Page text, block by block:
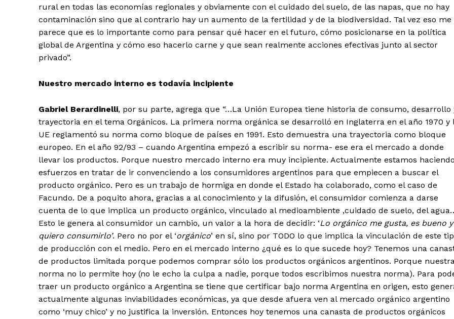
rural en todas las economías regionales y obviamente con el cuidado del suelo, de las napas, que no hay
contaminación sino que al contrario hay un aumento de la fertilidad y de la biodiversidad. Tal vez eso me
parece que es lo importante como para pensar qué hacer en el futuro, cómo posicionarse en la política
global de Argentina y cómo eso hacerlo carne y que sean realmente acciones efectivas junto al sector
privado”.
Nuestro mercado interno es todavía incipiente
Gabriel Berardinelli, por su parte, agrega que “…La Unión Europea tiene historia de consumo, desarrollo
trayectoria en el tema Orgánicos. La primera norma orgánica se desarrolló en Inglaterra en el año 1970 y
UE reglamentó su norma como bloque de países en 1991. Esto demuestra una trayectoria como bloque
europeo. En el año 92/93 – cuando Argentina empezó a escribir su norma- ese era el mercado a donde
llevar los productos. Porque nuestro mercado interno era muy incipiente. Actualmente estamos
esfuerzos en tratar de ir convenciendo a los consumidores argentinos para que empiecen a buscar el
producto orgánico. Pero es un trabajo de hormiga en donde el Estado ha colaborado, como el caso de
Facundo. De a poquito ahora, gracias a al conocimiento y la difusión, el consumidor comienza a darse
cuenta de lo que implica un producto orgánico, vinculado al medioambiente ,cuidado de suelo, del
Esto le genera al consumidor un cambio, un valor a la hora de decidir: ‘Lo orgánico me gusta, es bueno y
quiero consumirlo’. Pero no por el ‘orgánico’ en sí, sino por TODO lo que implica la vinculación de este
de producción con el medio. Pero en el mercado interno ¿qué es lo que sucede hoy? Tenemos una
de productos limitada porque podemos comprar sólo los productos orgánicos argentinos. Porque
norma no lo permite hoy (no le echo la culpa a nadie, porque todos escribimos nuestra norma). Para
traer un producto orgánico a Argentina se tiene que certificar bajo norma Argentina en origen, esto
actualmente algunas inviabilidades económicas, ya que desde afuera ven al mercado orgánico argentino
como ‘muy chico’ y no justifica la inversión. Entonces hoy tenemos una canasta de productos orgánicos